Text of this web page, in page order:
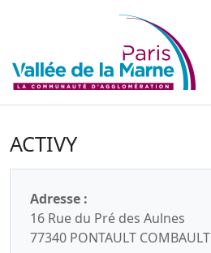
ACTIVY
Adresse :
16 Rue du Pré des Aulnes
77340 PONTAULT COMBAULT